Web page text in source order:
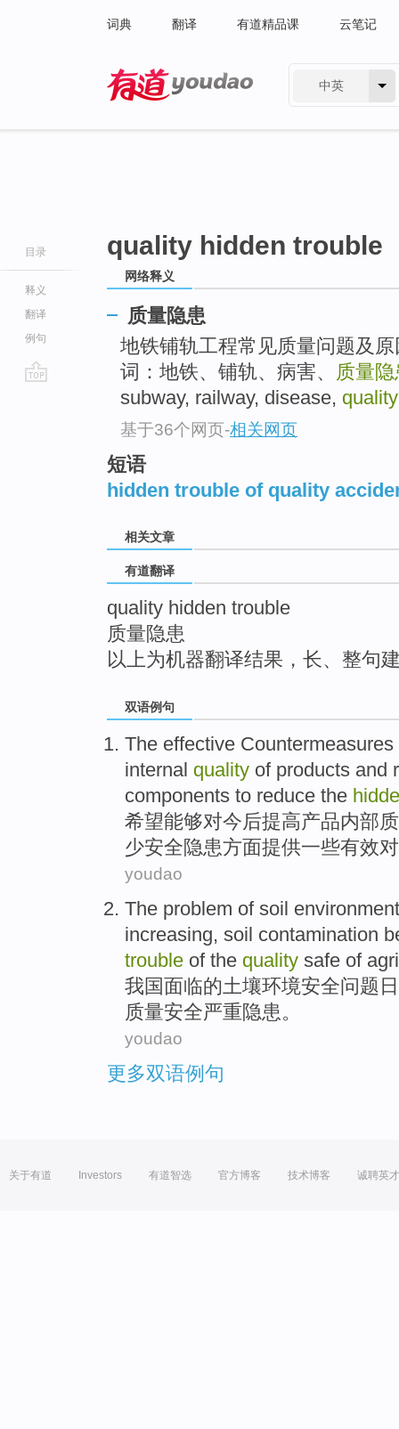
词典 翻译 有道精品课 云笔记
中英
目录
释义
翻译
例句
quality hidden trouble
网络释义
质量隐患
地铁铺轨工程常见质量问题及
词：地铁、铺轨、病害、 质量
subway, railway, disease,
基于36个网页-相关网页
短语
hidden trouble of quality
相关文章
有道翻译
quality hidden trouble
质量隐患
以上为机器翻译结果，长、整句
双语例句
The effective Countermeasures
internal quality of products and
components to reduce the
希望能够对今后提高产品内部
少安全隐患方面提供一些有效
youdao
The problem of soil environment
increasing, soil contamination
trouble of the quality safe of
我国面临的土壤环境安全问题
质量安全严重隐患。
youdao
更多双语例句
关于有道 Investors 有道智选 官方博客 技术博客 诚聘英才